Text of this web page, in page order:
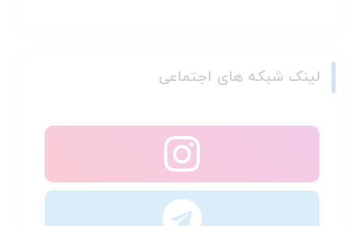
لینک شبکه های اجتماعی